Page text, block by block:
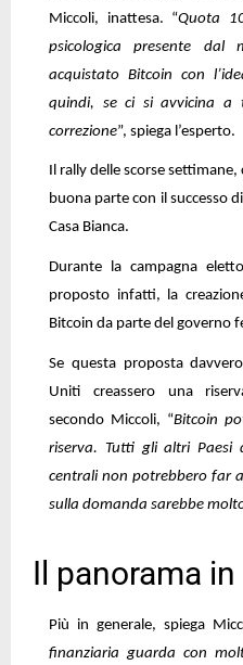
Miccoli, inattesa. “Quota
psicologica presente
acquistato Bitcoin con
quindi, se ci si avvicina a
correzione”, spiega l’esperto.
Il rally delle scorse
buona parte con il successo
Casa Bianca.
Durante la campagna
proposto infatti, la
Bitcoin da parte del governo
Se questa proposta
Uniti creassero una
secondo Miccoli, “Bitcoin
riserva. Tutti gli altri Paesi
centrali non potrebbero far
sulla domanda sarebbe
Il panorama in
Più in generale, spiega
finanziaria guarda con